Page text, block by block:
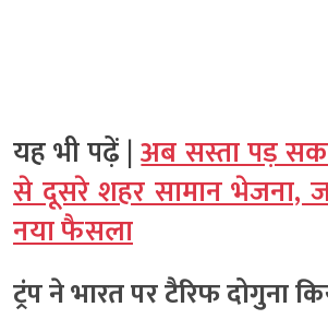
यह भी पढ़ें |अब सस्ता पड़
से दूसरे शहर सामान भेजना,
नया फैसला
ट्रंप ने भारत पर टैरिफ दोगुना